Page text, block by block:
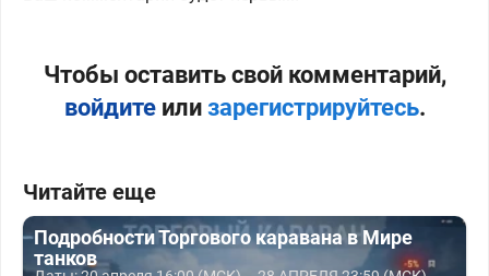
Чтобы оставить свой комментарий,
войдитеили зарегистрируйтесь.
Читайте еще
Подробности Торгового каравана в Мире
танков